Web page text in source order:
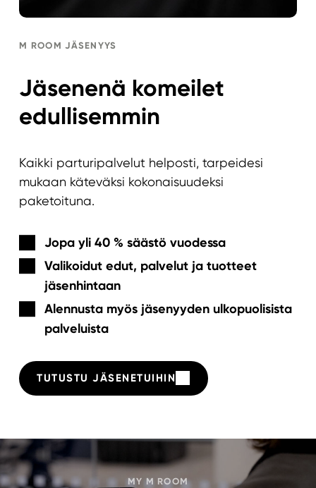
M ROOM JÄSENYYS
Jäsenenä komeilet
edullisemmin
Kaikki parturipalvelut helposti, tarpeidesi
mukaan käteväksi kokonaisuudeksi
paketoituna.
Jopa yli 40 % säästö vuodessa
Valikoidut edut, palvelut ja tuotteet
jäsenhintaan
Alennusta myös jäsenyyden ulkopuolisista
palveluista
TUTUSTU JÄSENETUIHIN
MY M ROOM